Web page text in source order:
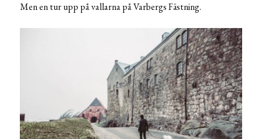
Men en tur upp på vallarna på Varbergs Fästning.